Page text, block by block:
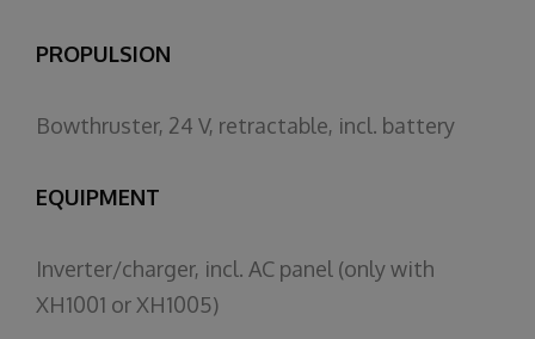
PROPULSION
Bowthruster, 24 V, retractable, incl. battery
EQUIPMENT
Inverter/charger, incl. AC panel (only with
XH1001 or XH1005)